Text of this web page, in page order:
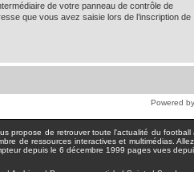
de votre panneau de contrôle de
que vous avez saisie lors de l’inscription de
Powered by
propose de retrouver toute l'actualité du
de ressources interactives et multimédias.
pages vues